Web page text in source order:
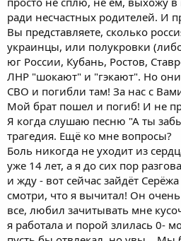
ради несчастных родителей. И
Вы представляете, сколько
украинцы, или полукровки
юг России, Кубань, Ростов,
ЛНР "шокают" и "гэкают". Но
СВО и погибли там! За нас с
Мой брат пошел и погиб! И не
Я когда слушаю песню "А ты
трагедия. Ещё ко мне вопросы?
Боль никогда не уходит из
уже 14 лет, а я до сих пор
и жду - вот сейчас зайдёт
смотри, что я вычитал! Он
все, любил зачитывать мне
я работала и порой злилась 0-